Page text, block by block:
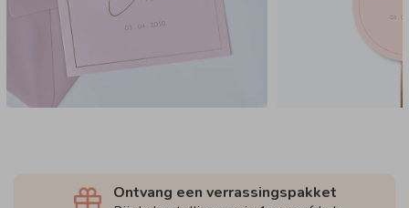
Ontvang een verrassingspakket